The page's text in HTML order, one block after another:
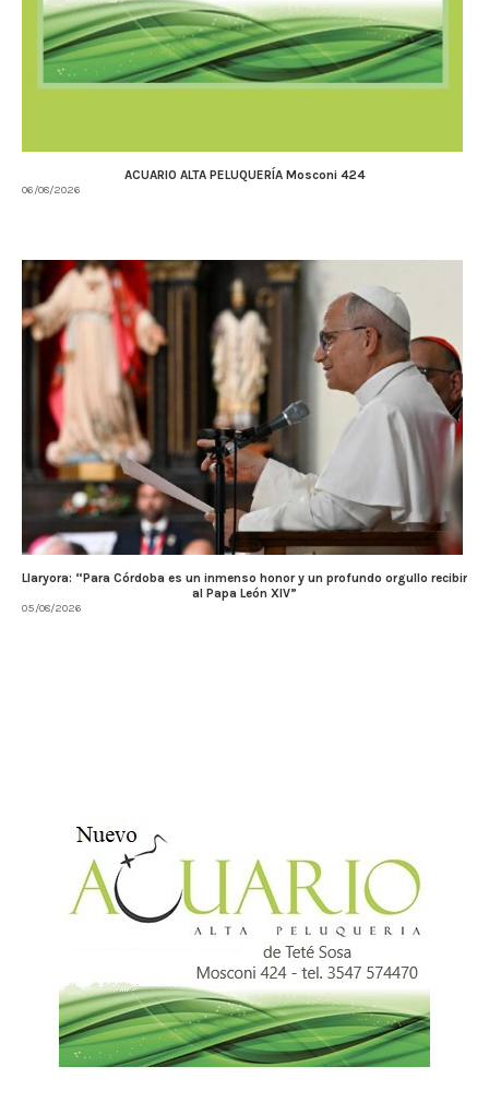
ACUARIO ALTA PELUQUERÍA Mosconi 424
06/08/2026
Llaryora: “Para Córdoba es un inmenso honor y un profundo orgullo recibir
al Papa León XIV”
05/08/2026